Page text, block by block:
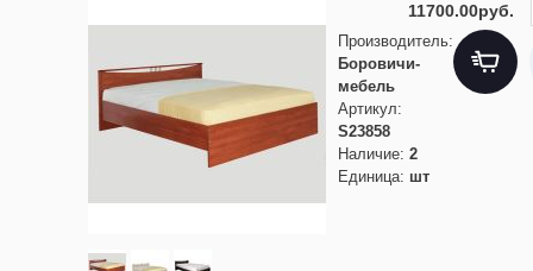
11700.00руб.
Производитель:
Боровичи-
мебель
Артикул:
S23858
Наличие: 2
Единица: шт